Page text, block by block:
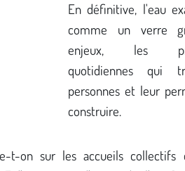
En définitive, l'eau
comme un verre
enjeux, les
quotidiennes qui
personnes et leur
construire.
t-on sur les accueils collectifs